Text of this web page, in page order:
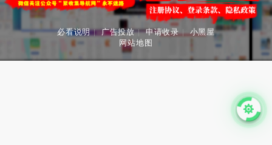
必看说明 | 广告投放 | 申请收录 | 小黑屋
网站地图